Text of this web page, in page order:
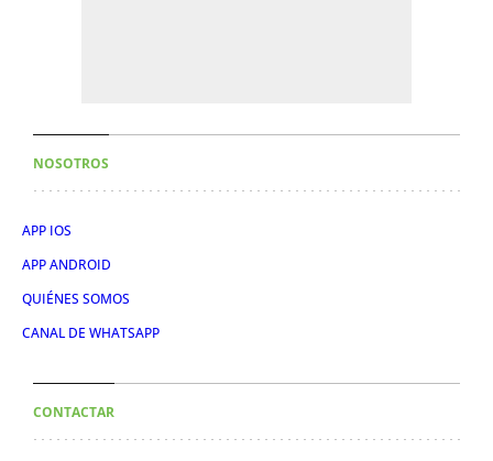
NOSOTROS
APP IOS
APP ANDROID
QUIÉNES SOMOS
CANAL DE WHATSAPP
CONTACTAR